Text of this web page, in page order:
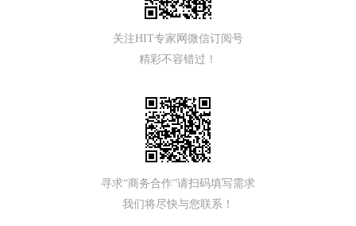
关注HIT专家网微信订阅号
精彩不容错过！
寻求“商务合作”请扫码填写需求
我们将尽快与您联系！